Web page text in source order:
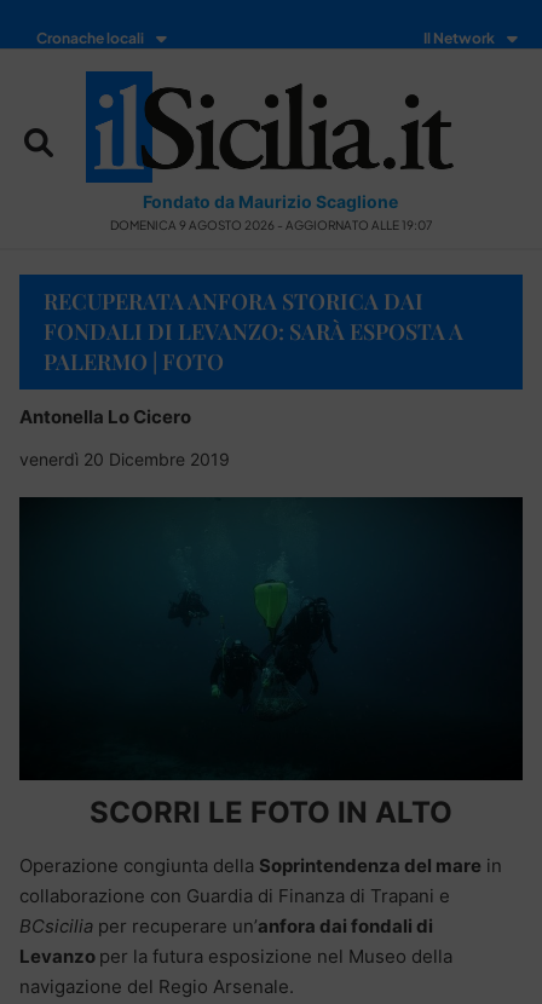
Cronache locali Il Network
Fondato da Maurizio Scaglione
DOMENICA 9 AGOSTO 2026 - AGGIORNATO ALLE 19:07
RECUPERATA ANFORA STORICA DAI
FONDALI DI LEVANZO: SARÀ ESPOSTA A
PALERMO | FOTO
Antonella Lo Cicero
venerdì 20 Dicembre 2019
SCORRI LE FOTO IN ALTO
Operazione congiunta della Soprintendenza del mare in
collaborazione con Guardia di Finanza di Trapani e
BCsicilia per recuperare un’anfora dai fondali di
Levanzo per la futura esposizione nel Museo della
navigazione del Regio Arsenale.